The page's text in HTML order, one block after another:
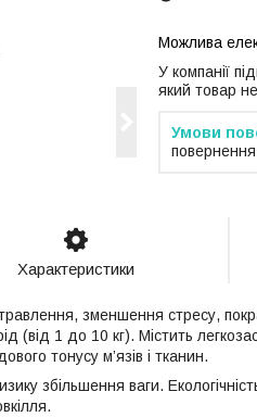
У компанії
який товар
Характеристики
зменшення стресу,
(від 1 до 10 кг). Містить
тонусу м’язів і тканин.
збільшення ваги.